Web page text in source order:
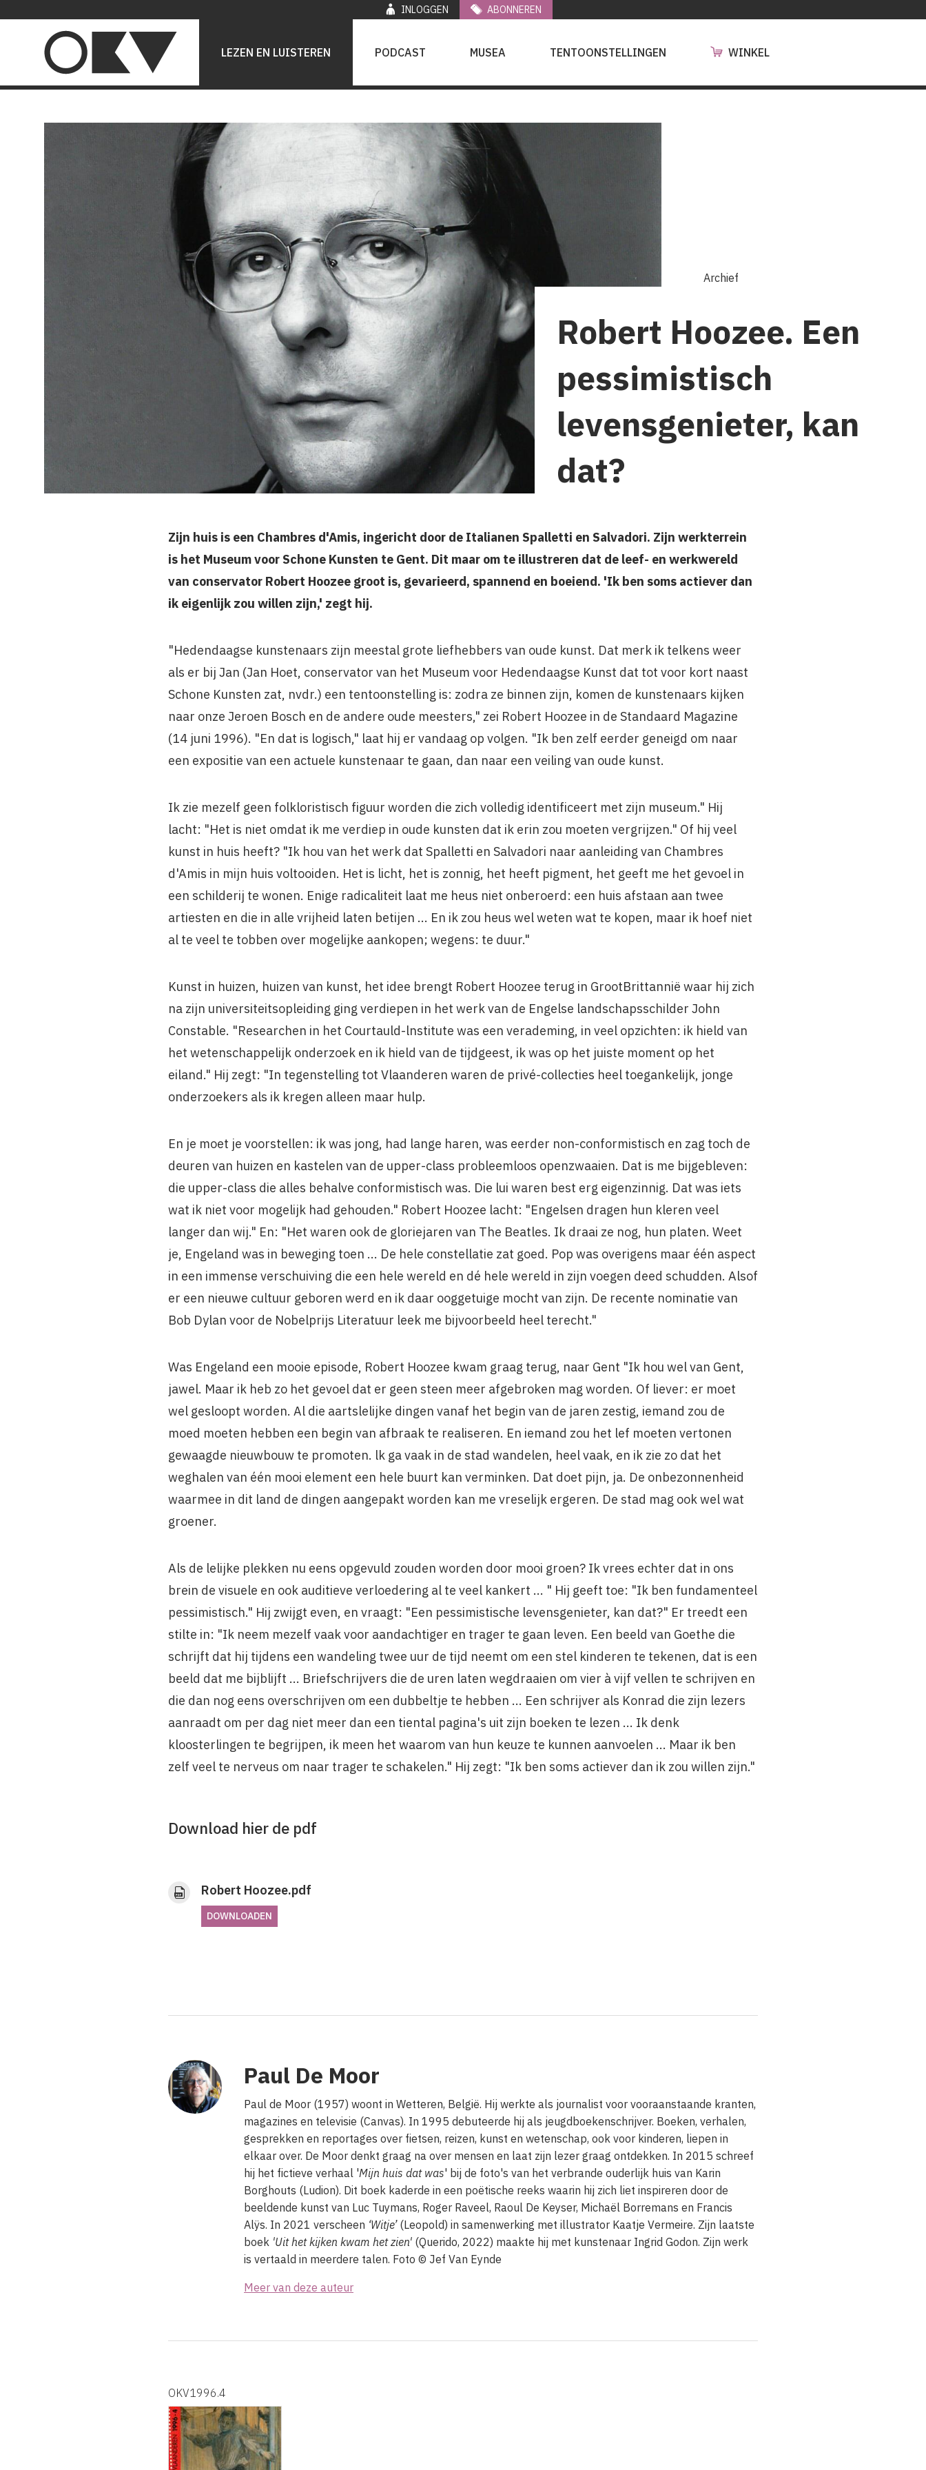
INLOGGEN ABONNEREN
navigation
LEZEN EN LUISTEREN PODCAST MUSEA TENTOONSTELLINGEN WINKEL
Robert Hoozee. Een
pessimistisch
levensgenieter, kan
dat?
Archief
Zijn huis is een Chambres d'Amis, ingericht door de Italianen Spalletti en Salvadori. Zijn werkterrein
is het Museum voor Schone Kunsten te Gent. Dit maar om te illustreren dat de leef- en werkwereld
van conservator Robert Hoozee groot is, gevarieerd, spannend en boeiend. 'Ik ben soms actiever dan
ik eigenlijk zou willen zijn,' zegt hij.
"Hedendaagse kunstenaars zijn meestal grote liefhebbers van oude kunst. Dat merk ik telkens weer
als er bij Jan (Jan Hoet, conservator van het Museum voor Hedendaagse Kunst dat tot voor kort naast
Schone Kunsten zat, nvdr.) een tentoonstelling is: zodra ze binnen zijn, komen de kunstenaars kijken
naar onze Jeroen Bosch en de andere oude meesters," zei Robert Hoozee in de Standaard Magazine
(14 juni 1996). "En dat is logisch," laat hij er vandaag op volgen. "Ik ben zelf eerder geneigd om naar
een expositie van een actuele kunstenaar te gaan, dan naar een veiling van oude kunst.
Ik zie mezelf geen folkloris­tisch figuur worden die zich volledig identificeert met zijn museum." Hij
lacht: "Het is niet omdat ik me verdiep in oude kunsten dat ik erin zou moeten vergrijzen." Of hij veel
kunst in huis heeft? "Ik hou van het werk dat Spalletti en Salvadori naar aanleiding van Chambres
d'Amis in mijn huis voltooiden. Het is licht, het is zonnig, het heeft pigment, het geeft me het gevoel in
een schilderij te wonen. Enige radicaliteit laat me heus niet onberoerd: een huis afstaan aan twee
artiesten en die in alle vrijheid laten betijen ... En ik zou heus wel weten wat te kopen, maar ik hoef niet
al te veel te tobben over mogelijke aankopen; wegens: te duur."
Kunst in huizen, huizen van kunst, het idee brengt Robert Hoozee terug in Groot­Brittannië waar hij zich
na zijn universiteitsopleiding ging verdiepen in het werk van de Engelse landschapsschilder John
Constable. "Researchen in het Courtauld-lnstitute was een verademing, in veel op­zichten: ik hield van
het wetenschappelijk onderzoek en ik hield van de tijdgeest, ik was op het juiste moment op het
eiland." Hij zegt: "In tegen­stelling tot Vlaanderen waren de privé-collecties heel toe­gankelijk, jonge
onderzoekers als ik kregen alleen maar hulp.
En je moet je voorstellen: ik was jong, had lange haren, was eerder non-conformis­tisch en zag toch de
deuren van huizen en kastelen van de upper-class probleemloos openzwaaien. Dat is me bijgebleven:
die upper-class die alles behalve confor­mistisch was. Die lui waren best erg eigenzinnig. Dat was iets
wat ik niet voor mogelijk had gehouden." Robert Hoozee lacht: "Engelsen dragen hun kleren veel
langer dan wij." En: "Het waren ook de gloriejaren van The Beatles. Ik draai ze nog, hun platen. Weet
je, Engeland was in beweging toen ... De hele constellatie zat goed. Pop was overigens maar één aspect
in een immense verschuiving die een hele wereld en dé hele wereld in zijn voegen deed schudden. Alsof
er een nieuwe cultuur geboren werd en ik daar ooggetuige mocht van zijn. De recente nomina­tie van
Bob Dylan voor de Nobelprijs Literatuur leek me bijvoorbeeld heel terecht."
Was Engeland een mooie episode, Robert Hoozee kwam graag terug, naar Gent "Ik hou wel van Gent,
jawel. Maar ik heb zo het gevoel dat er geen steen meer afgebro­ken mag worden. Of liever: er moet
wel gesloopt worden. Al die aartslelijke dingen vanaf het begin van de jaren zestig, iemand zou de
moed moeten hebben een begin van afbraak te realiseren. En iemand zou het lef moeten vertonen
gewaagde nieuwbouw te promoten. lk ga vaak in de stad wandelen, heel vaak, en ik zie zo dat het
weghalen van één mooi element een hele buurt kan verminken. Dat doet pijn, ja. De onbezonnen­heid
waarmee in dit land de dingen aangepakt worden kan me vreselijk ergeren. De stad mag ook wel wat
groener.
Als de lelijke plekken nu eens opgevuld zouden worden door mooi groen? Ik vrees echter dat in ons
brein de visuele en ook auditieve verloedering al te veel kan­kert ... " Hij geeft toe: "Ik ben fundamenteel
pessimistisch." Hij zwijgt even, en vraagt: "Een pessimistische levensgenieter, kan dat?" Er treedt een
stilte in: "Ik neem mezelf vaak voor aandachtiger en trager te gaan leven. Een beeld van Goethe die
schrijft dat hij tijdens een wandeling twee uur de tijd neemt om een stel kinderen te tekenen, dat is een
beeld dat me bijblijft ... Briefschrijvers die de uren laten wegdraaien om vier à vijf vellen te schrijven en
die dan nog eens overschrijven om een dubbeltje te hebben ... Een schrijver als Konrad die zijn lezers
aanraadt om per dag niet meer dan een tiental pagina's uit zijn boeken te lezen ... Ik denk
kloosterlingen te begrijpen, ik meen het waarom van hun keuze te kunnen aanvoelen ... Maar ik ben
zelf veel te nerveus om naar trager te schakelen." Hij zegt: "Ik ben soms actiever dan ik zou willen zijn."
Download hier de pdf
Robert Hoozee.pdf
DOWNLOADEN
Paul De Moor
Paul de Moor (1957) woont in Wetteren, België. Hij werkte als journalist voor vooraanstaande kranten,
magazines en televisie (Canvas). In 1995 debuteerde hij als jeugdboekenschrijver. Boeken, verhalen,
gesprekken en reportages over fietsen, reizen, kunst en wetenschap, ook voor kinderen, liepen in
elkaar over. De Moor denkt graag na over mensen en laat zijn lezer graag ontdekken. In 2015 schreef
hij het fictieve verhaal 'Mijn huis dat was' bij de foto's van het verbrande ouderlijk huis van Karin
Borghouts (Ludion). Dit boek kaderde in een poëtische reeks waarin hij zich liet inspireren door de
beeldende kunst van Luc Tuymans, Roger Raveel, Raoul De Keyser, Michaël Borremans en Francis
Alÿs. In 2021 verscheen ‘Witje’(Leopold) in samenwerking met illustrator Kaatje Vermeire. Zijn laatste
boek 'Uit het kijken kwam het zien' (Querido, 2022) maakte hij met kunstenaar Ingrid Godon. Zijn werk
is vertaald in meerdere talen. Foto © Jef Van Eynde
Meer van deze auteur
OKV1996.4